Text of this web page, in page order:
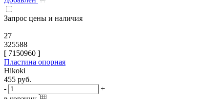
Запрос цены и наличия
27
325588
[ 7150960 ]
Пластина опорная
Hikoki
455 руб.
-
+